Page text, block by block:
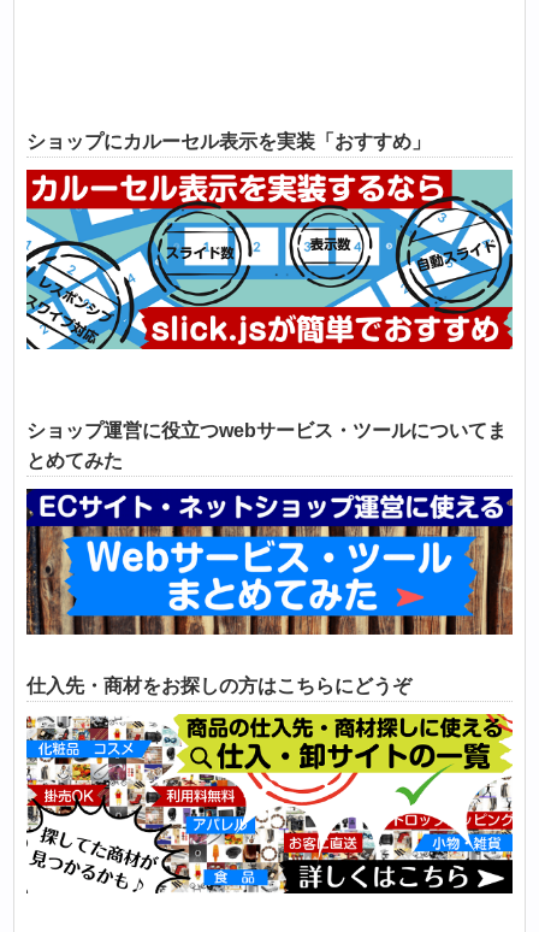
ショップにカルーセル表示を実装「おすすめ」
ショップ運営に役立つwebサービス・ツールについてま
とめてみた
仕入先・商材をお探しの方はこちらにどうぞ